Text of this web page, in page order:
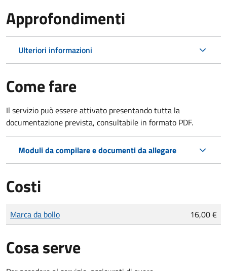
Approfondimenti
Ulteriori informazioni
Come fare
Il servizio può essere attivato presentando tutta la
documentazione prevista, consultabile in formato PDF.
Moduli da compilare e documenti da allegare
Costi
Tipo di pagamento
Importo
Marca da bollo 16,00 €
Cosa serve